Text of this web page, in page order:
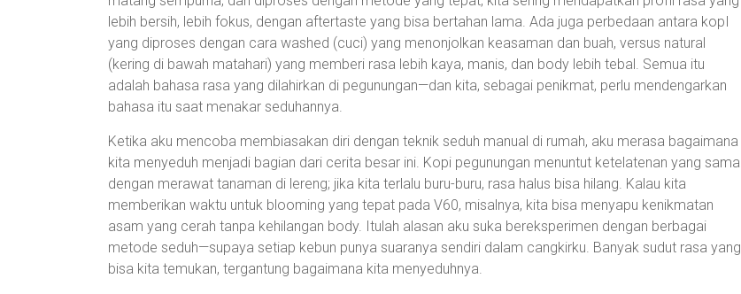
lebih bersih, lebih fokus, dengan aftertaste yang bisa bertahan lama. Ada juga perbedaan antara kopI
yang diproses dengan cara washed (cuci) yang menonjolkan keasaman dan buah, versus natural
(kering di bawah matahari) yang memberi rasa lebih kaya, manis, dan body lebih tebal. Semua itu
adalah bahasa rasa yang dilahirkan di pegunungan—dan kita, sebagai penikmat, perlu mendengarkan
bahasa itu saat menakar seduhannya.
Ketika aku mencoba membiasakan diri dengan teknik seduh manual di rumah, aku merasa bagaimana
kita menyeduh menjadi bagian dari cerita besar ini. Kopi pegunungan menuntut ketelatenan yang sama
dengan merawat tanaman di lereng; jika kita terlalu buru-buru, rasa halus bisa hilang. Kalau kita
memberikan waktu untuk blooming yang tepat pada V60, misalnya, kita bisa menyapu kenikmatan
asam yang cerah tanpa kehilangan body. Itulah alasan aku suka bereksperimen dengan berbagai
metode seduh—supaya setiap kebun punya suaranya sendiri dalam cangkirku. Banyak sudut rasa yang
bisa kita temukan, tergantung bagaimana kita menyeduhnya.